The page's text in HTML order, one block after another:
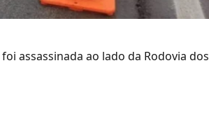
foi assassinada ao lado da Rodovia dos